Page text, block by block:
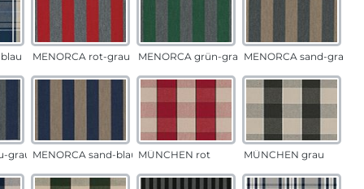
MENORCA rot-grau MENORCA grün-grau MENORCA sand-grau
grau MENORCA sand-blau MÜNCHEN rot MÜNCHEN grau